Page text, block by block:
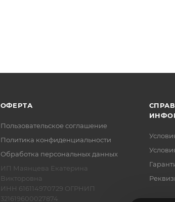
ОФЕРТА
Пользовательское соглашение
Политика конфиденциальности
Обработка персональных данных
ИП Маянцева Екатерина
Викторовна
ИНН 616114970729 ОГРНИП
321619600027874